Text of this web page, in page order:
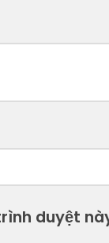
duyệt